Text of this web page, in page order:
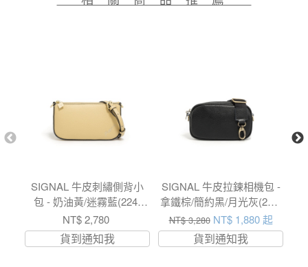
SIGNAL 牛皮刺繡側背小
包 - 奶油黃/迷霧藍(224-
058)
NT$ 2,780
貨到通知我
SIGNAL 牛皮拉鍊相機包 -
拿鐵棕/簡約黑/月光灰(224-
067)
NT$ 3,280NT$ 1,880 起
貨到通知我